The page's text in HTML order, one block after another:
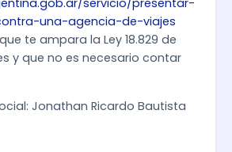
servicio/presentar-
una-agencia-de-viajes
te ampara la Ley 18.829 de
y que no es necesario contar
Jonathan Ricardo Bautista